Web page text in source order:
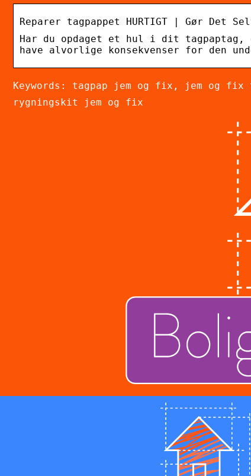
Reparer tagpappet HURTIGT | Gør Det
Har du opdaget et hul i dit
have alvorlige konsekvenser for den
Keywords: tagpap jem og fix, jem og fix
rygningskit jem og fix